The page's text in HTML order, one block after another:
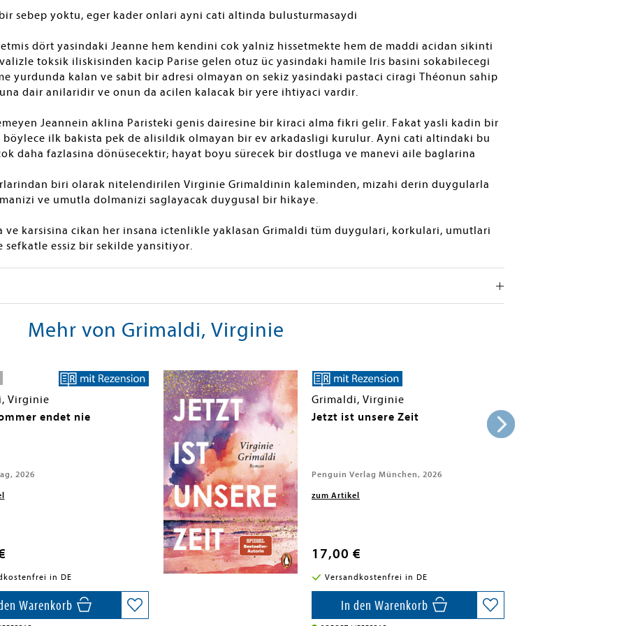
sebep yoktu, eger kader onlari ayni cati altinda bulusturmasaydi
dört yasindaki Jeanne hem kendini cok yalniz hissetmekte hem de maddi acidan sikinti
toksik iliskisinden kacip Parise gelen otuz üc yasindaki hamile Iris basini sokabilecegi
yurdunda kalan ve sabit bir adresi olmayan on sekiz yasindaki pastaci ciragi Théonun sahip
dair anilaridir ve onun da acilen kalacak bir yere ihtiyaci vardir.
Jeannein aklina Paristeki genis dairesine bir kiraci alma fikri gelir. Fakat yasli kadin bir
ilk bakista pek de alisildik olmayan bir ev arkadasligi kurulur. Ayni cati altindaki bu
daha fazlasina dönüsecektir; hayat boyu sürecek bir dostluga ve manevi aile baglarina
biri olarak nitelendirilen Virginie Grimaldinin kaleminden, mizahi derin duygularla
ve umutla dolmanizi saglayacak duygusal bir hikaye.
karsisina cikan her insana ictenlikle yaklasan Grimaldi tüm duygulari, korkulari, umutlari
essiz bir sekilde yansitiyor.
Mehr von Grimaldi, Virginie
Virginie
endet nie
2026
in DE
Warenkorb
Grimaldi, Virginie
Jetzt ist unsere Zeit
Penguin Verlag München, 2026
zum Artikel
17,00 €
Versandkostenfrei in DE
In den Warenkorb